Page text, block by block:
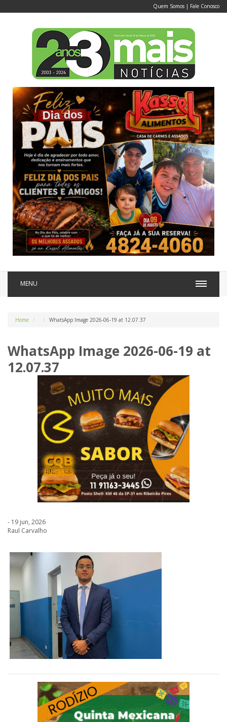
Quem Somos | Fale Conosco
MENU
Home WhatsApp Image 2026-06-19 at 12.07.37
WhatsApp Image 2026-06-19 at
12.07.37
- 19 jun, 2026
Raul Carvalho